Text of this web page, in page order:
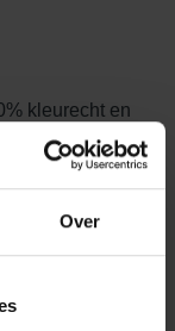
Over
Diamant
kleurecht en
2-5 mm.
gradatie 1-3 mm.